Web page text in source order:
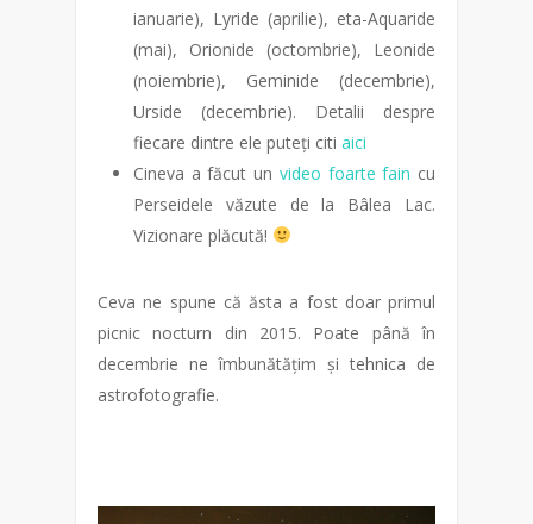
ianuarie), Lyride (aprilie), eta-Aquaride
(mai), Orionide (octombrie), Leonide
(noiembrie), Geminide (decembrie),
Urside (decembrie). Detalii despre
fiecare dintre ele puteți citi aici
Cineva a făcut un video foarte fain cu
Perseidele văzute de la Bâlea Lac.
Vizionare plăcută!
Ceva ne spune că ăsta a fost doar primul
picnic nocturn din 2015. Poate până în
decembrie ne îmbunătățim și tehnica de
astrofotografie.